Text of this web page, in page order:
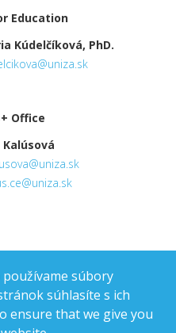
Education
Kúdelčíková, PhD.
Office
súbory
súhlasíte s ich
ensure that we give you